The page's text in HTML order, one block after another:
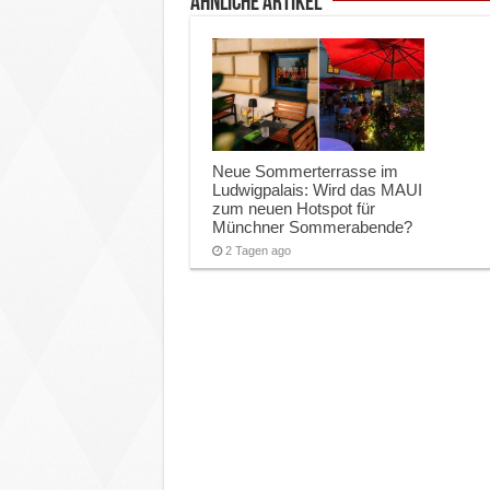
Neue Sommerterrasse im
Ludwigpalais: Wird das MAUI
zum neuen Hotspot für
Münchner Sommerabende?
2 Tagen ago